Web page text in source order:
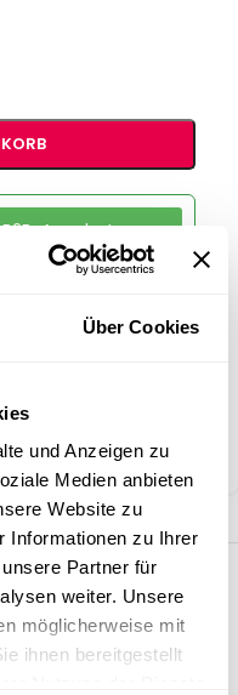
Über Cookies
und Anzeigen zu
Medien anbieten
Website zu
Informationen zu Ihrer
Partner für
weiter. Unsere
möglicherweise mit
ihnen bereitgestellt
B2B-Angebot
anfordern